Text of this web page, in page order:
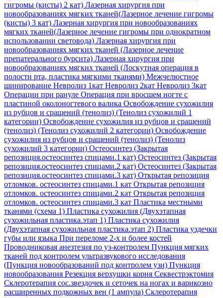
гигромы (кисты) 2 кат) Лазерная хирургия при
новообразованиях мягких тканей(Лазерное лечение гигромы
(кисты) 3 кат) Лазерная хирургия при новообразованиях
мягких тканей(Лазерное лечение гигромы при однократном
использовании световода) Лазерная хирургия при
новообразованиях мягких тканей (Лазерное лечение
препатерального бурсита) Лазерная хирургия при
новообразованиях мягких тканей (Лоскутная операция в
полости рта, пластика мягкими тканями) Межчелюстное
шинирование Невролиз 1кат Невролиз 2кат Невролиз 3кат
Операции при рануле Операция при вросшем ногте с
пластиной околоногтевого валика Освобождение сухожилия
из рубцов и сращений (тенолиз) (Тенолиз сухожилий 1
категории) Освобождение сухожилия из рубцов и сращений
(тенолиз) (Тенолиз сухожилий 2 категории) Освобождение
сухожилия из рубцов и сращений (тенолиз) (Тенолиз
сухожилий 3 категории) Остеосинтез (Закрытая
репозиция.остеосинтез спицами.1 кат) Остеосинтез (Закрытая
репозиция.остеосинтез спицами.2 кат) Остеосинтез (Закрытая
репозиция.остеосинтез спицами.3 кат) Открытая репозиция
отломков. остеосинтез спицами.1 кат Открытая репозиция
отломков. остеосинтез спицами.2 кат Открытая репозиция
отломков. остеосинтез спицами.3 кат Пластика местными
тканями (схема 1) Пластика сухожилия (Двухэтапная
сухожильная пластика.этап 1) Пластика сухожилия
(Двухэтапная сухожильная пластика.этап 2) Пластика уздечки
губы или языка При переломе 2-х и более костей
Проводниковая анезтезия по уз-контролем Пункция мягких
тканей под контролем ультразвукового исследования
(Пункция новообразований под контролем узи) Пункция
новообразования Резекция верхушки корня Секвестрэктомия
Склеротерапия сос.звездочек и сеточек на ногах и варикозно
расширенных подкожных вен (1 ампула) Склеротерапия